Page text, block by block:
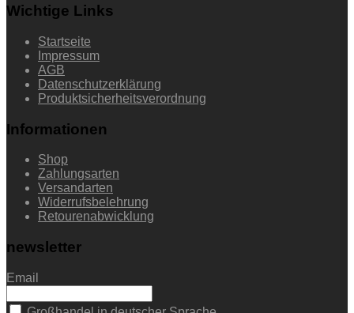
Wichtige Links
Startseite
Impressum
AGB
Datenschutzerklärung
Produktsicherheitsverordnung
Informationen
Shop
Zahlungsarten
Versandarten
Widerrufsbelehrung
Retourenabwicklung
newsletter
Email